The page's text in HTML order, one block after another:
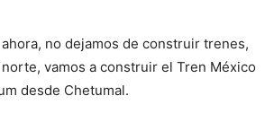
no dejamos de construir trenes,
vamos a construir el Tren México
desde Chetumal.